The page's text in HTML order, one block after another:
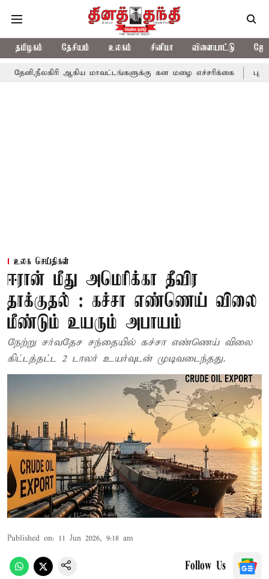
தமிழகம் தேசியம் உலகம் சினிமா விளையாட்டு
ஆகிய மாவட்டங்களுக்கு கன மழை எச்சரிக்கை
உலக செய்திகள்
ஈரான் மீது அமெரிக்கா தீவிர
தாக்குதல் : கச்சா எண்ணெய் விலை
மீண்டும் உயரும் அபாயம்
நேற்று சர்வதேச சந்தையில் கச்சா எண்ணெய் விலை
கிட்டத்தட்ட 2 டாலர் உயர்வுடன் முடிவடைந்தது.
Published on: 11 Jun 2026, 9:18 am
Follow Us